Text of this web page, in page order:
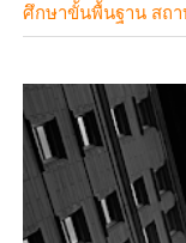
ศึกษาขั้นพื้นฐาน สถ